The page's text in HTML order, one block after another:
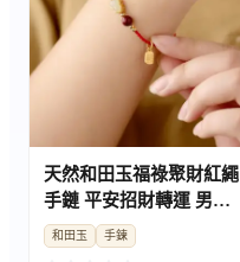
天然和田玉福祿聚財紅繩
手鏈 平安招財轉運 男女
款吉祥禮物
和田玉 手鍊